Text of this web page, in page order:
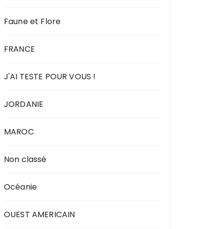
Faune et Flore
FRANCE
J'AI TESTE POUR VOUS !
JORDANIE
MAROC
Non classé
Océanie
OUEST AMERICAIN